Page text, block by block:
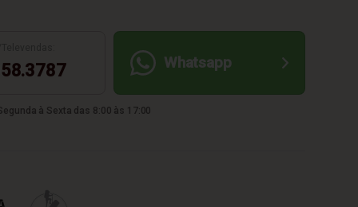
Whatsapp
à Sexta das 8:00 às 17:00